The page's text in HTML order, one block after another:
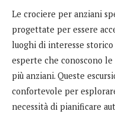
Le crociere per anziani
progettate per essere
luoghi di interesse
esperte che conoscono
più anziani. Queste
confortevole per
necessità di pianificare